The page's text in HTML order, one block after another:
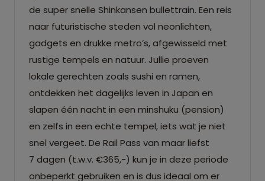
de super snelle Shinkansen bullettrain. Een reis
naar futuristische steden vol neonlichten,
gadgets en drukke metro’s, afgewisseld met
rustige tempels en natuur. Jullie proeven
lokale gerechten zoals sushi en ramen,
ontdekken het dagelijks leven in Japan en
slapen één nacht in een minshuku (pension)
en zelfs in een echte tempel, iets wat je niet
snel vergeet. De Rail Pass van maar liefst
7 dagen (t.w.v. €365,-) kun je in deze periode
onbeperkt gebruiken en is dus ideaal om er